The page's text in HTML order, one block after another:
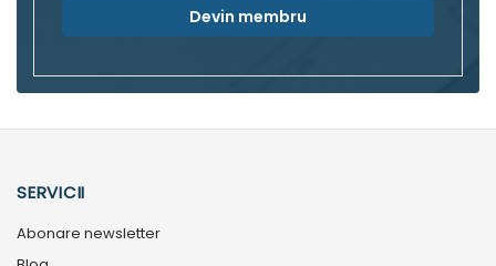
Devin membru
SERVICII
Abonare newsletter